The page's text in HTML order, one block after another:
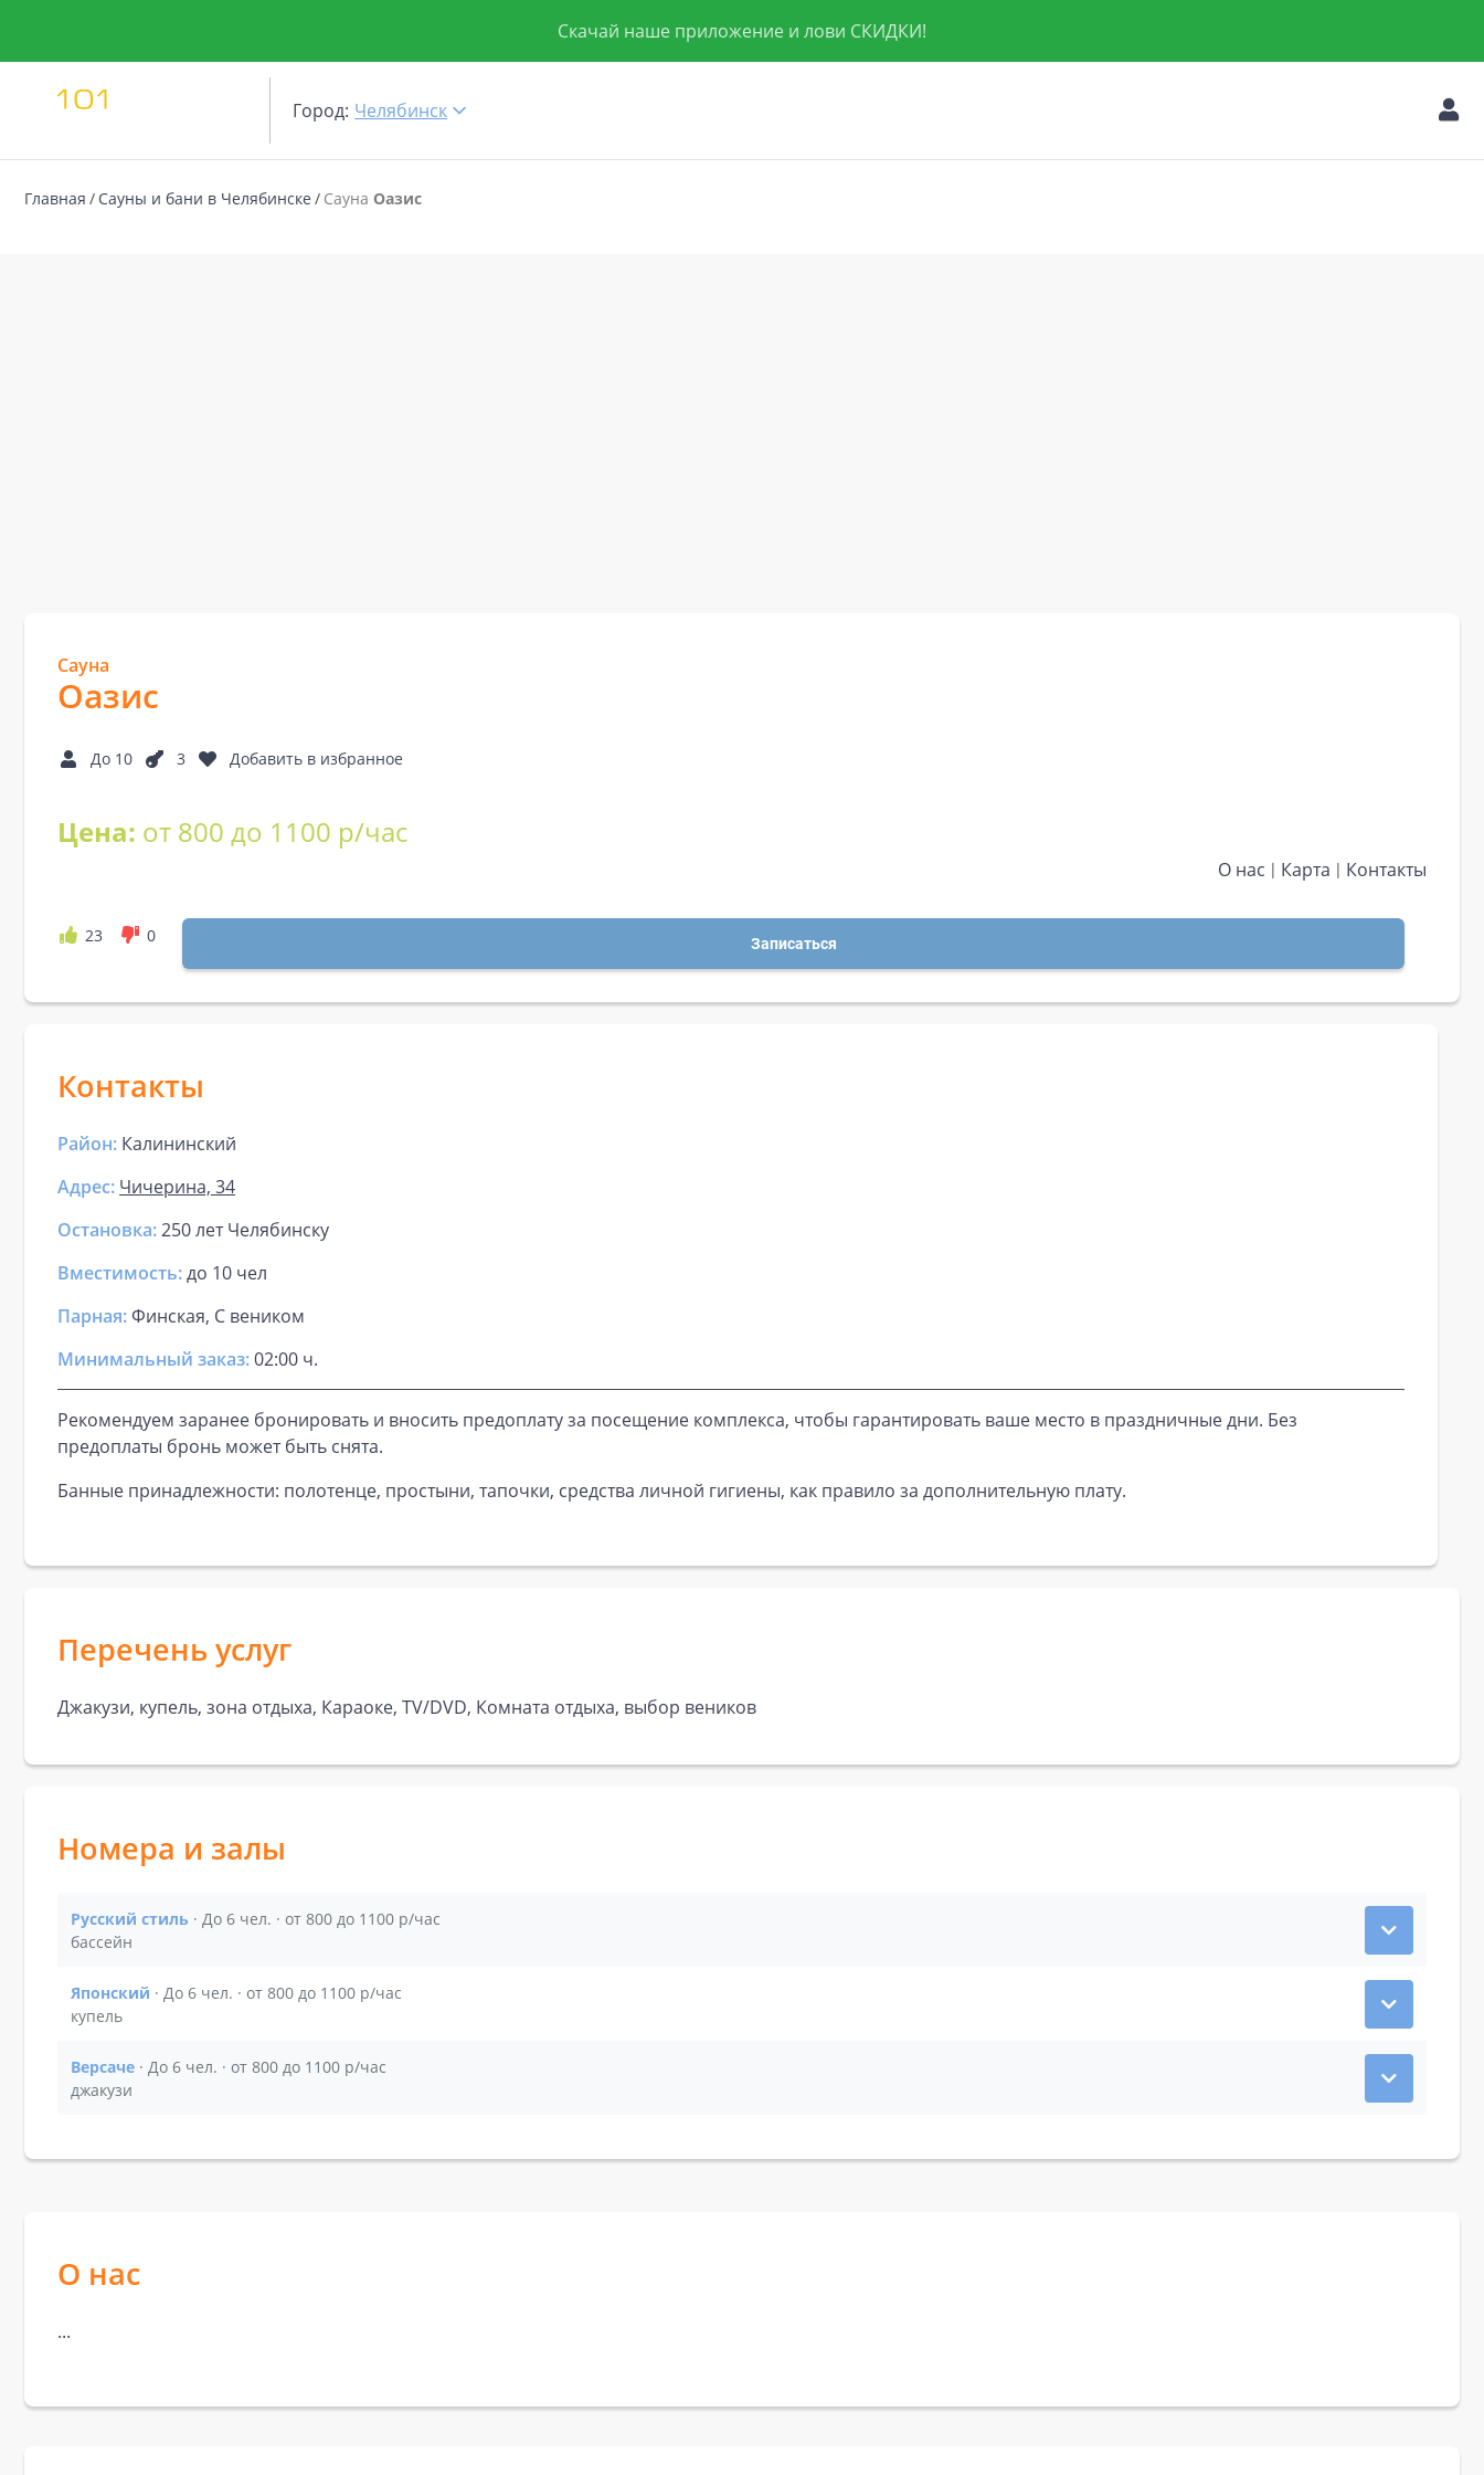
Скачай наше приложение и лови СКИДКИ!
Город: Челябинск
Главная Сауны и бани в Челябинске Сауна Оазис
Сауна
Оазис
До 10 3 Добавить в избранное
Цена: от 800 до 1100 р/час
О нас Карта Контакты
23 0 Записаться
Контакты
Район: Калининский
Адрес: Чичерина, 34
Остановка:250 лет Челябинску
Вместимость:до 10 чел
Парная:Финская, С веником
Минимальный заказ:02:00 ч.
Рекомендуем заранее бронировать и вносить предоплату за посещение комплекса, чтобы гарантировать ваше место в праздничные дни. Без
предоплаты бронь может быть снята.
Банные принадлежности: полотенце, простыни, тапочки, средства личной гигиены, как правило за дополнительную плату.
Перечень услуг
Джакузи, купель, зона отдыха, Караоке, TV/DVD, Комната отдыха, выбор веников
Номера и залы
Русский стиль · До 6 чел. · от 800 до 1100 р/час
бассейн
Показать подробности зала Русский стиль
Японский · До 6 чел. · от 800 до 1100 р/час
купель
Показать подробности зала Японский
Версаче · До 6 чел. · от 800 до 1100 р/час
джакузи
Показать подробности зала Версаче
О нас
...